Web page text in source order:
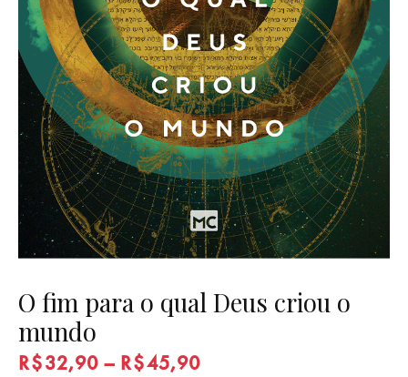
O fim para o qual Deus criou o
mundo
R$32,90 – R$45,90